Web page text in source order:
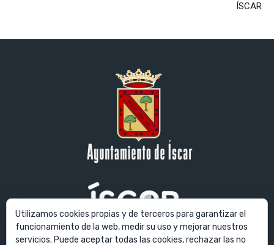
ÍSCAR
Utilizamos cookies propias y de terceros para garantizar el
funcionamiento de la web, medir su uso y mejorar nuestros
servicios. Puede aceptar todas las cookies, rechazar las no